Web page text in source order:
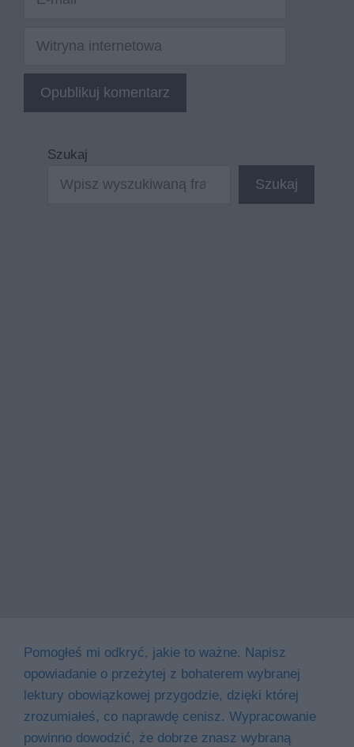
Witryna
Szukaj
Szukaj
Pomogłeś mi odkryć, jakie to ważne. Napisz
opowiadanie o przeżytej z bohaterem wybranej
lektury obowiązkowej przygodzie, dzięki której
zrozumiałeś, co naprawdę cenisz. Wypracowanie
powinno dowodzić, że dobrze znasz wybraną